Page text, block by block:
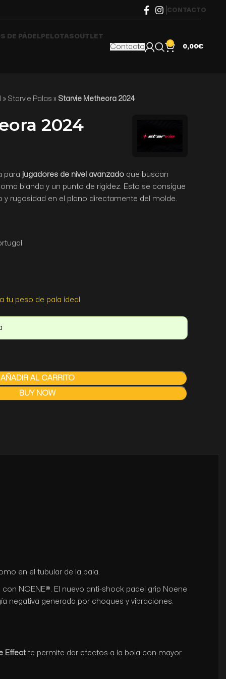
CONTACTO
DE PÁDEL PELOTASOUTLET
Contacto 0
0,00€
» Starvie Palas » Starvie Metheora 2024
2024
para jugadores de nivel avanzado que buscan
blanda y un punto de rigidez. Esto se consigue
y rugosidad en el plano directamente del molde.
tu peso de pala ideal
AÑADIR AL CARRITO
BUY NOW
en el tubular de la pala.
NOENE®. El nuevo anti-shock padel grip Noene
negativa generada por choques y vibraciones.
Effectte permite dar efectos a la bola con mayor